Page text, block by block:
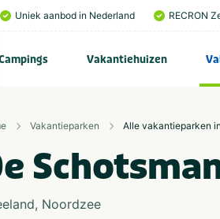
Uniek aanbod in Nederland RECRON
Vakantiehuizen
Vakantieparken Alle vakantieparken
, Noordzee